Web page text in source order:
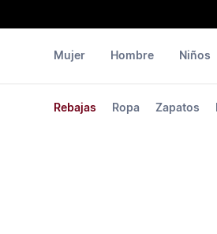
Mujer
Rebajas Ropa Zapatos
Hombre Niños